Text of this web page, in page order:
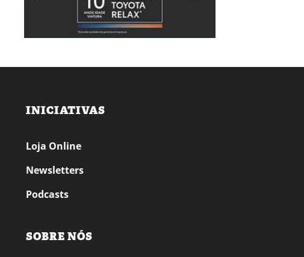
INICIATIVAS
Loja Online
Newsletters
Podcasts
SOBRE NÓS